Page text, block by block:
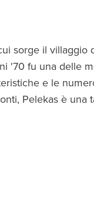
sorge il
'70 fu una delle
e le
Pelekas è una